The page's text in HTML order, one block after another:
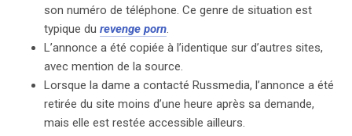
son numéro de téléphone. Ce genre de situation est
typique du revenge porn.
L’annonce a été copiée à l’identique sur d’autres sites,
avec mention de la source.
Lorsque la dame a contacté Russmedia, l’annonce a été
retirée du site moins d’une heure après sa demande,
mais elle est restée accessible ailleurs.